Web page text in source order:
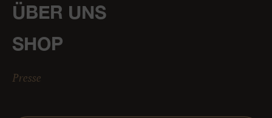
ÜBER UNS
SHOP
Presse